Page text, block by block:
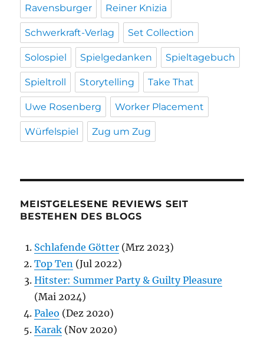
Ravensburger Reiner Knizia
Schwerkraft-Verlag Set Collection
Solospiel Spielgedanken Spieltagebuch
Spieltroll Storytelling Take That
Uwe Rosenberg Worker Placement
Würfelspiel Zug um Zug
MEISTGELESENE REVIEWS SEIT
BESTEHEN DES BLOGS
Schlafende Götter (Mrz 2023)
Top Ten (Jul 2022)
Hitster: Summer Party & Guilty Pleasure
(Mai 2024)
Paleo (Dez 2020)
Karak (Nov 2020)